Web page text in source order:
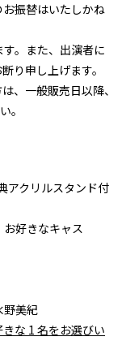
振替はいたしかね
。また、出演者に
り申し上げます。
、一般販売日以降、
。
アクリルスタンド付
好きなキャス
野美紀
な 1 名をお選びい